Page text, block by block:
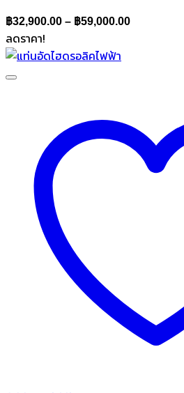
฿32,900.00 – ฿59,000.00Price
ลดราคา!